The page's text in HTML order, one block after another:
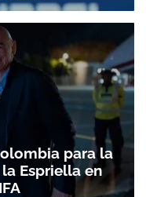
para la
Espriella en